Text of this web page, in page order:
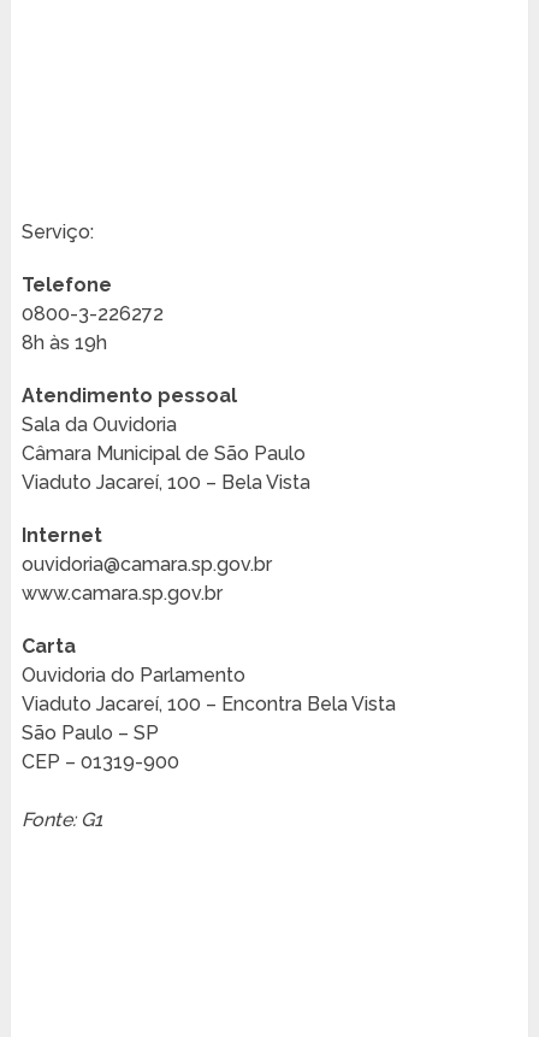
Serviço:
Telefone
0800-3-226272
8h às 19h
Atendimento pessoal
Sala da Ouvidoria
Câmara Municipal de São Paulo
Viaduto Jacareí, 100 – Bela Vista
Internet
ouvidoria@camara.sp.gov.br
www.camara.sp.gov.br
Carta
Ouvidoria do Parlamento
Viaduto Jacareí, 100 – Encontra Bela Vista
São Paulo – SP
CEP – 01319-900
Fonte: G1